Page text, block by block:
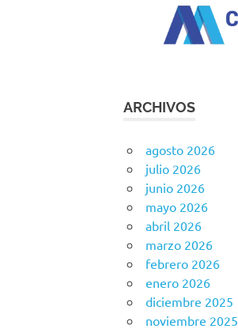
ARCHIVOS
agosto 2026
julio 2026
junio 2026
mayo 2026
abril 2026
marzo 2026
febrero 2026
enero 2026
diciembre 2025
noviembre 2025